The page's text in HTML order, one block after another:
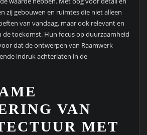
zij gebouwen en ruimtes die niet alleen
van vandaag, maar ook relevant en
de toekomst. Hun focus op duurzaamheid
dat de ontwerpen van Raamwerk
indruk achterlaten in de
VAN
MET